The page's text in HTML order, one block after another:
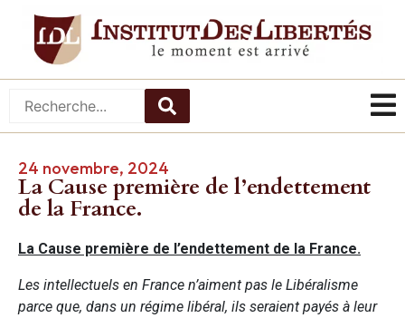
24 novembre, 2024
La Cause première de l’endettement
de la France.
La Cause première de l’endettement de la France.
Les intellectuels en France n’aiment pas le Libéralisme
parce que, dans un régime libéral, ils seraient payés à leur